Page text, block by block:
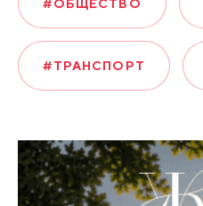
#ОБЩЕСТВО
#ТРАНСПОРТ